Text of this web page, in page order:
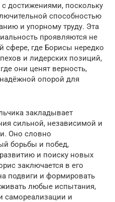
достижениями, поскольку
способностью
и упорному труду. Эта
проявляются не
сфере, где Борисы нередко
и лидерских позиций,
они ценят верность,
опорой для
закладывает
сильной, независимой и
Оно словно
борьбы и побед,
и поиску новых
заключается в его
подвиги и формировать
любые испытания,
самореализации и